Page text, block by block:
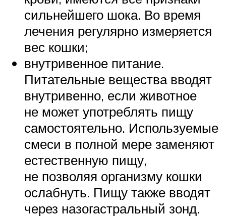
сильнейшего шока. Во время
лечения регулярно измеряется
вес кошки;
внутривенное питание.
Питательные вещества вводят
внутривенно, если животное
не может употреблять пищу
самостоятельно. Используемые
смеси в полной мере заменяют
естественную пищу,
не позволяя организму кошки
ослабнуть. Пищу также вводят
через назогастральный зонд.